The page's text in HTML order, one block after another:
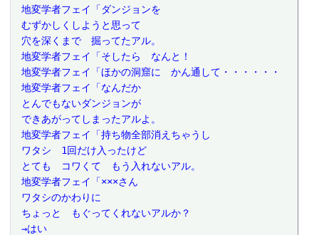
地変学者フェイ「ダンジョンを
むずかしくしようと思って
穴を深くまで　掘ってたアル。
地変学者フェイ「そしたら　なんと！
地変学者フェイ「ほかの洞窟に　かん通して・・・・・・
地変学者フェイ「なんだか
とんでもないダンジョンが
できあがってしまったアルよ。
地変学者フェイ「持ち物全部消えちゃうし
ワタシ　1回だけ入ったけど
とても　コワくて　もう入れないアル。
地変学者フェイ「×××さん
ワタシのかわりに
ちょっと　もぐってくれないアルか？
→はい